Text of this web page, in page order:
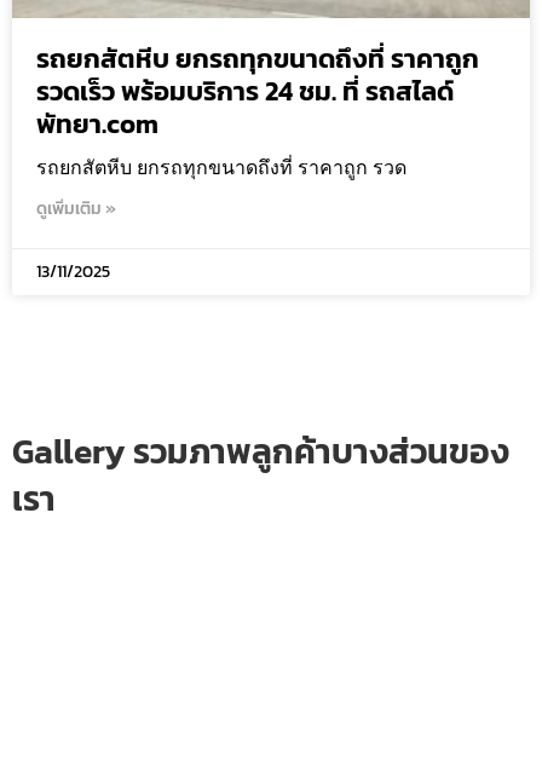
รถยกสัตหีบ ยกรถทุกขนาดถึงที่ ราคาถูก
รวดเร็ว พร้อมบริการ 24 ชม. ที่ รถสไลด์
พัทยา.com
รถยกสัตหีบ ยกรถทุกขนาดถึงที่ ราคาถูก รวด
ดูเพิ่มเติม »
13/11/2025
Gallery รวมภาพลูกค้าบางส่วนของ
เรา